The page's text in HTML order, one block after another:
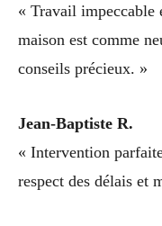
« Travail impeccable
maison est comme
conseils précieux. »
Jean-Baptiste R.
« Intervention
respect des délais et